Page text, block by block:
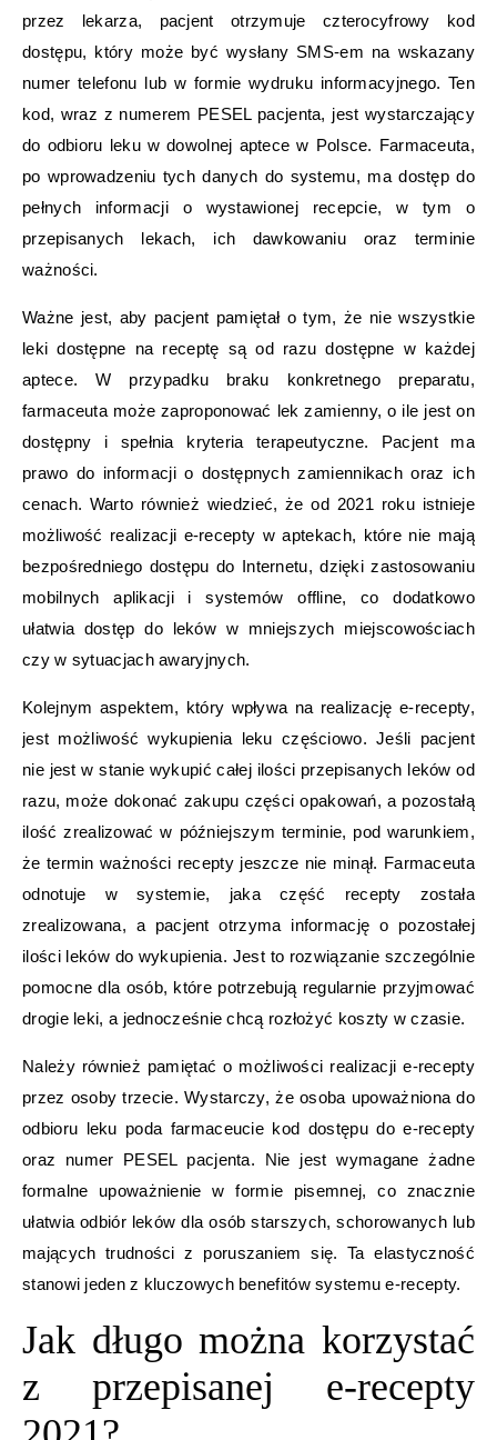
przez lekarza, pacjent otrzymuje czterocyfrowy kod
dostępu, który może być wysłany SMS-em na wskazany
numer telefonu lub w formie wydruku informacyjnego. Ten
kod, wraz z numerem PESEL pacjenta, jest wystarczający
do odbioru leku w dowolnej aptece w Polsce. Farmaceuta,
po wprowadzeniu tych danych do systemu, ma dostęp do
pełnych informacji o wystawionej recepcie, w tym o
przepisanych lekach, ich dawkowaniu oraz terminie
ważności.
Ważne jest, aby pacjent pamiętał o tym, że nie wszystkie
leki dostępne na receptę są od razu dostępne w każdej
aptece. W przypadku braku konkretnego preparatu,
farmaceuta może zaproponować lek zamienny, o ile jest on
dostępny i spełnia kryteria terapeutyczne. Pacjent ma
prawo do informacji o dostępnych zamiennikach oraz ich
cenach. Warto również wiedzieć, że od 2021 roku istnieje
możliwość realizacji e-recepty w aptekach, które nie mają
bezpośredniego dostępu do Internetu, dzięki zastosowaniu
mobilnych aplikacji i systemów offline, co dodatkowo
ułatwia dostęp do leków w mniejszych miejscowościach
czy w sytuacjach awaryjnych.
Kolejnym aspektem, który wpływa na realizację e-recepty,
jest możliwość wykupienia leku częściowo. Jeśli pacjent
nie jest w stanie wykupić całej ilości przepisanych leków od
razu, może dokonać zakupu części opakowań, a pozostałą
ilość zrealizować w późniejszym terminie, pod warunkiem,
że termin ważności recepty jeszcze nie minął. Farmaceuta
odnotuje w systemie, jaka część recepty została
zrealizowana, a pacjent otrzyma informację o pozostałej
ilości leków do wykupienia. Jest to rozwiązanie szczególnie
pomocne dla osób, które potrzebują regularnie przyjmować
drogie leki, a jednocześnie chcą rozłożyć koszty w czasie.
Należy również pamiętać o możliwości realizacji e-recepty
przez osoby trzecie. Wystarczy, że osoba upoważniona do
odbioru leku poda farmaceucie kod dostępu do e-recepty
oraz numer PESEL pacjenta. Nie jest wymagane żadne
formalne upoważnienie w formie pisemnej, co znacznie
ułatwia odbiór leków dla osób starszych, schorowanych lub
mających trudności z poruszaniem się. Ta elastyczność
stanowi jeden z kluczowych benefitów systemu e-recepty.
Jak długo można korzystać
z przepisanej e-recepty